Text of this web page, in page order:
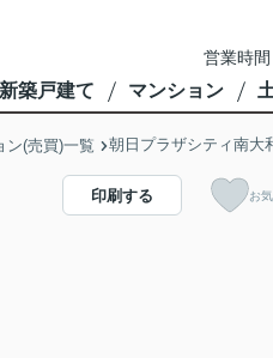
営業時
新築戸建て マンション
ン(売買)一覧 朝日プラザシティ南大
印刷する お